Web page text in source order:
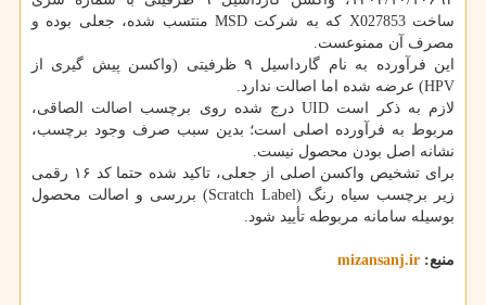
ساخت X027853 که به شرکت MSD منتسب شده، جعلی بوده و
مصرف آن ممنوعست.
این فرآورده به نام گارداسیل ۹ ظرفیتی (واکسن پیش گیری از
HPV) عرضه شده اما اصالت ندارد.
لازم به ذکر است UID درج شده روی برچسب اصالت الصاقی،
مربوط به فرآورده اصلی است؛ بدین سبب صرف وجود برچسب،
نشانه اصل بودن محصول نیست.
برای تشخیص واکسن اصلی از جعلی، تاکید شده حتما کد ۱۶ رقمی
زیر برچسب سیاه رنگ (Scratch Label) بررسی و اصالت محصول
بوسیله سامانه مربوطه تأیید شود.
منبع: mizansanj.ir